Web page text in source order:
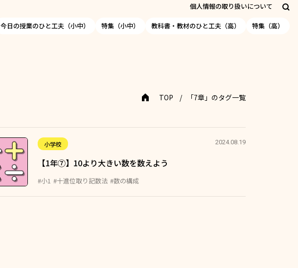
個人情報の取り扱いについて
今日の授業のひと工夫（小中） 特集（小中） 教科書・教材のひと工夫（高） 特集（高）
TOP 「7章」のタグ一覧
小学校 2024.08.19
【1年⑦】10より大きい数を数えよう
#小1 #十進位取り記数法 #数の構成